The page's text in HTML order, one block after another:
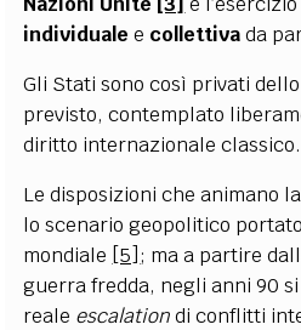
individualee collettivada
Gli Stati sono così privati dello
previsto, contemplato
diritto internazionale classico.
Le disposizioni che animano
lo scenario geopolitico
mondiale [5] ; ma a partire
guerra fredda, negli anni 90
reale escalationdi conflitti